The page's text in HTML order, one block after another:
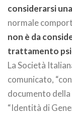
considerarsi
normale
non è da
trattamento
La Società
comunicato,
documento
“Identità di